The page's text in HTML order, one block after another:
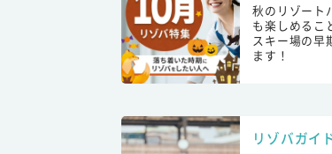
秋のリゾート
も楽しめるこ
スキー場の早
ます！
リゾバガイ